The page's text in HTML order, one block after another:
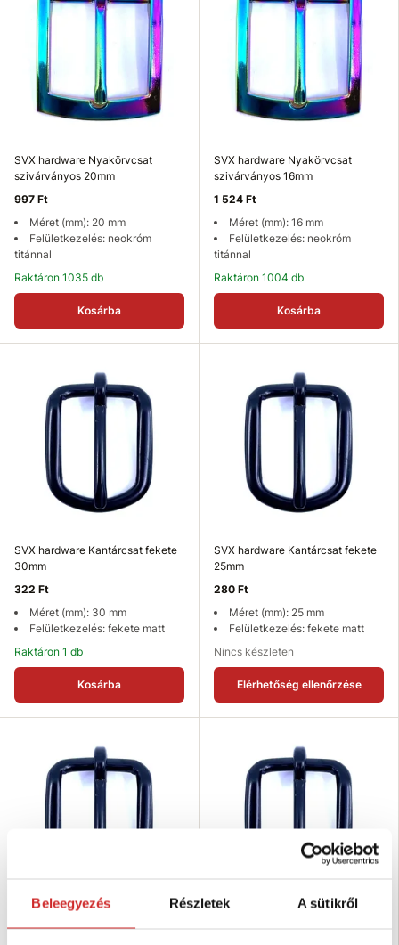
Beleegyezés Részletek A sütikről
SVX hardware Nyakörvcsat
szivárványos 20mm
997 Ft
Méret (mm): 20 mm
Felületkezelés: neokróm
titánnal
Raktáron 1035 db
Kosárba
SVX hardware Nyakörvcsat
szivárványos 16mm
1 524 Ft
Méret (mm): 16 mm
Felületkezelés: neokróm
titánnal
Raktáron 1004 db
Kosárba
SVX hardware Kantárcsat fekete
30mm
322 Ft
Méret (mm): 30 mm
Felületkezelés: fekete matt
Raktáron 1 db
Kosárba
SVX hardware Kantárcsat fekete
25mm
280 Ft
Méret (mm): 25 mm
Felületkezelés: fekete matt
Nincs készleten
Elérhetőség ellenőrzése
SVX hardware Kantárcsat fekete